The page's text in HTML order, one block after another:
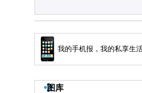
我的手机报，我的私享生
图库